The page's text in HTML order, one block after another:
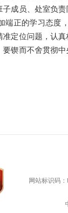
成员、处室负
端正的学习态度
定位问题，认
锲而不舍贯彻
网站标识码